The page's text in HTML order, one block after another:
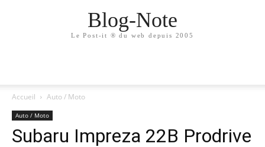
Blog-Note
Le Post-it ® du web depuis 2005
Accueil Auto / Moto
Auto / Moto
Subaru Impreza 22B Prodrive